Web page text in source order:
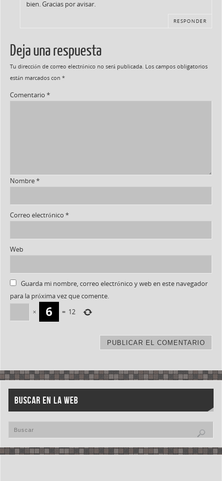
bien. Gracias por avisar.
RESPONDER
Deja una respuesta
Tu dirección de correo electrónico no será publicada. Los campos obligatorios
están marcados con *
Comentario *
Nombre*
Correo electrónico *
Web
Guarda mi nombre, correo electrónico y web en este navegador
para la próxima vez que comente.
×
= 12
BUSCAR EN LA WEB